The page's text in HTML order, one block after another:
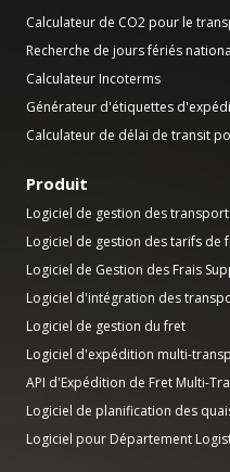
Calculateur de CO2 pour le
Recherche de jours fériés
Calculateur Incoterms
Générateur d'étiquettes
Calculateur de délai de transit
Produit
Logiciel de gestion des
Logiciel de gestion des tarifs de
Logiciel de Gestion des Frais
Logiciel d'intégration des
Logiciel de gestion du fret
Logiciel d'expédition multi-
API d'Expédition de Fret Multi-
Logiciel de planification des
Logiciel pour Département